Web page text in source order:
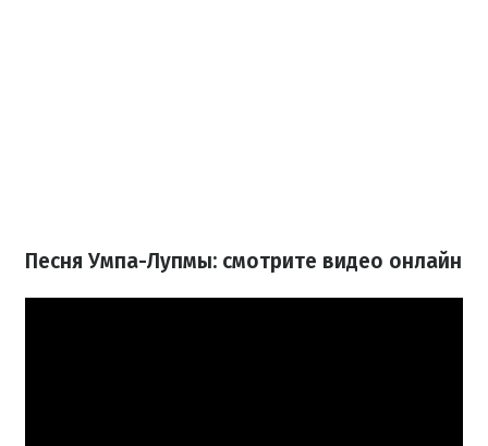
Песня Умпа-Лупмы: смотрите видео онлайн